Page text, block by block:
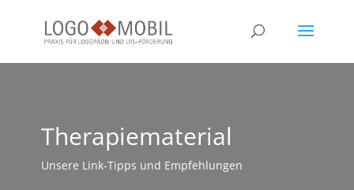
Therapiematerial
Unsere Link-Tipps und Empfehlungen